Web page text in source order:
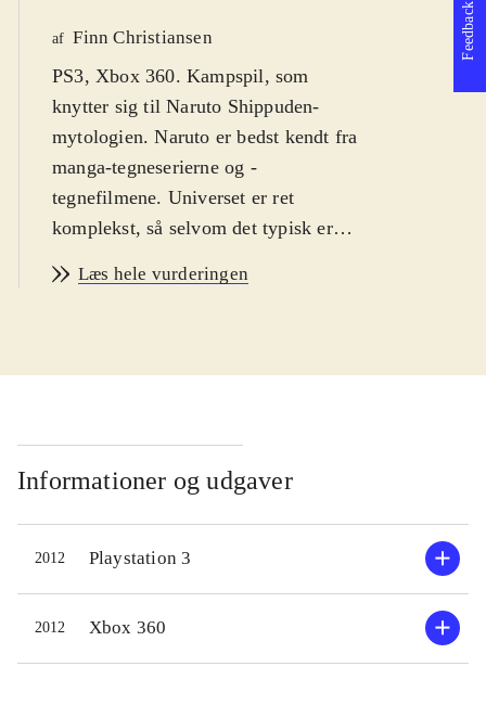
af Finn Christiansen
PS3, Xbox 360. Kampspil, som
knytter sig til Naruto Shippuden-
mytologien. Naruto er bedst kendt fra
manga-tegneserierne og -
tegnefilmene. Universet er ret
komplekst, så selvom det typisk er
udskejelser, er der også god
startende ved børn fra 12 år. Spillets
magtes af alle i målgruppen. PEGI:
12 og ikoner for vold og grimt sprog
Spillets mest vellykkede del er story
mode. Her kan man gennemleve tre
udvalgte figurers historie på
smukkeste vis. Undervejs skal man
Læs hele vurderingen
Informationer og udgaver
2012 Playstation 3
2012 Xbox 360
Feedback